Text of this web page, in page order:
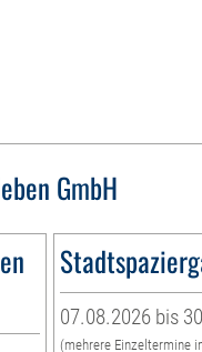
GmbH
07.08.2026 bis
(mehrere Einzeltermine